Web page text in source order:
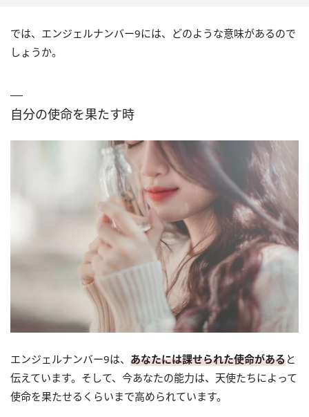
では、エンジェルナンバー9には、どのような意味があるので
しょうか。
自分の使命を果たす時
エンジェルナンバー9は、 あなたには課せられた使命があると
伝えています。そして、今あなたの能力は、天使たちによって
使命を果たせるくらいまで高められています。